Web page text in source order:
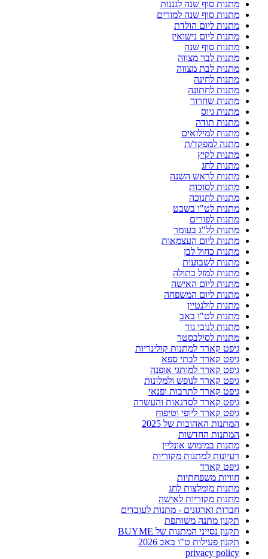
מתנות סוף שנה לגננות
מתנות סוף שנה למורים
מתנות ליום הולדת
מתנות ליום נישואין
מתנות סוף שנה
מתנות לבר מצווה
מתנות לבת מצווה
מתנות לחינה
מתנות לחתונה
מתנות שחרור
מתנות גיוס
מתנות תודה
מתנות למילואים
מתנה למפקד/ת
מתנות לקיץ
מתנות לחג
מתנות לראש השנה
מתנות לסוכות
מתנות לחנוכה
מתנות לט"ו בשבט
מתנות לפורים
מתנות לל"ג בעומר
מתנות ליום העצמאות
מתנות כחול לבן
מתנות לשבועות
מתנות למזל בתולה
מתנות ליום האישה
מתנות ליום המשפחה
מתנות לולנטיין
מתנות לט"ו באב
מתנות לנובי גוד
מתנות לסילבסטר
גיפט קארד למתנות קולינריות
גיפט קארד לבתי ספא
גיפט קארד למותגי אופנה
גיפט קארד לנופש ולמלונות
גיפט קארד לתרבות ופנאי
גיפט קארד לסדנאות והעשרה
גיפט קארד ליופי וטיפוח
המתנות האהובות של 2025
המתנות החדשות
מתנות במימוש אונליין
רעיונות למתנות מקוריות
גיפט קארד
חוויות משפחתיות
מתנות מומלצות לחג
מתנות מקוריות לאישה
חברות וארגונים - מתנות לעובדים
תקנון מתנה משותפת
תקנון נסייני המתנות של BUYME
תקנון פעילות ט"ו באב 2026
privacy policy